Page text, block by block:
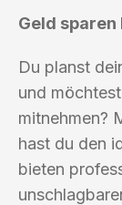
Geld sparen
Du planst
und
mitnehmen?
hast du den
bieten